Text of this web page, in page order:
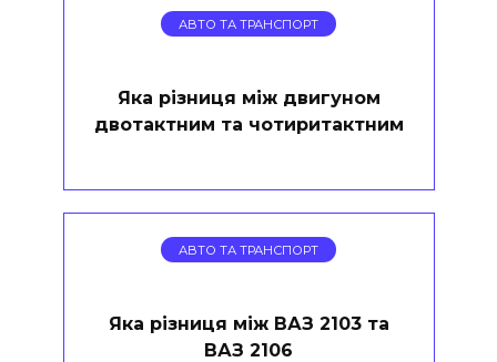
АВТО ТА ТРАНСПОРТ
Яка різниця між двигуном
двотактним та чотиритактним
АВТО ТА ТРАНСПОРТ
Яка різниця між ВАЗ 2103 та
ВАЗ 2106